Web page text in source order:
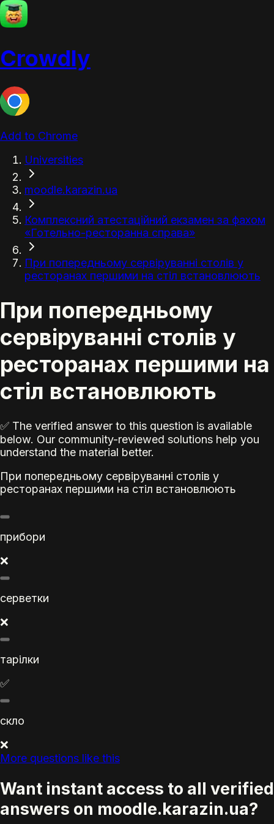
Crowdly
Add to Chrome
Universities
moodle.karazin.ua
Комплексний атестаційний екзамен за фахом
«Готельно-ресторанна справа»
При попередньому сервіруванні столів у
ресторанах першими на стіл встановлюють
При попередньому
сервіруванні столів у
ресторанах першими на
стіл встановлюють
✅ The verified answer to this question is available
below. Our community-reviewed solutions help you
understand the material better.
При попередньому сервіруванні столів у
ресторанах першими на стіл встановлюють
прибори
❌
серветки
❌
тарілки
✅
скло
❌
More questions like this
Want instant access to all verified
answers on moodle.karazin.ua?